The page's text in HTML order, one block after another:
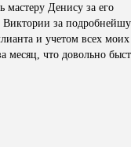
мастеру Денису за его
Виктории за
и учетом всех моих
месяц, что довольно